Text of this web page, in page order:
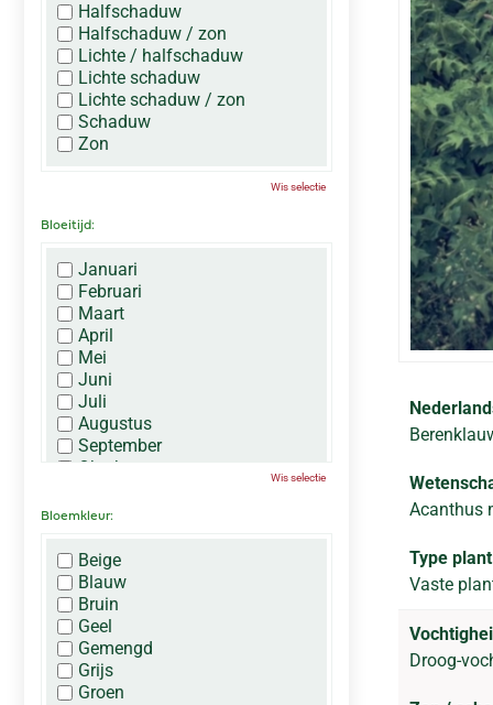
Acanthus
Type
Vaste
Droog-
Halfschaduw
Halfschaduw / zon
Lichte / halfschaduw
Lichte schaduw
Lichte schaduw / zon
Schaduw
Zon
Wis selectie
Bloeitijd:
Januari
Februari
Maart
April
Mei
Juni
Juli
Augustus
September
Oktober
December
Wis selectie
Bloemkleur:
Beige
Blauw
Bruin
Geel
Gemengd
Grijs
Groen